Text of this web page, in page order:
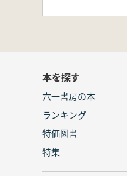
本を探す
六一書房の本
ランキング
特価図書
特集